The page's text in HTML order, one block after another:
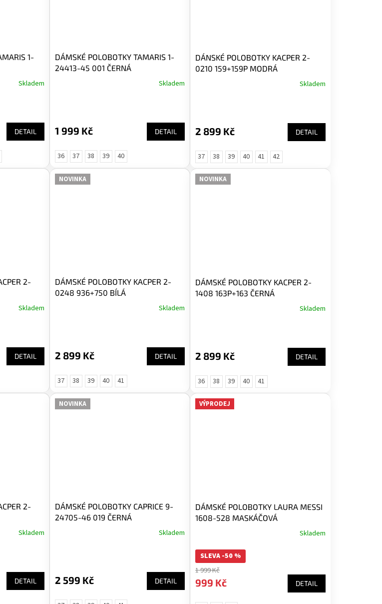
1-
Skladem
DETAIL
DÁMSKÉ POLOBOTKY TAMARIS 1-
24413-45 001 ČERNÁ
Skladem
1 999 Kč DETAIL
36 37 38 39 40
DÁNSKÉ POLOBOTKY KACPER 2-
0210 159+159P MODRÁ
Skladem
2 899 Kč DETAIL
37 38 39 40 41 42
2-
Skladem
DETAIL
NOVINKA
DÁMSKÉ POLOBOTKY KACPER 2-
0248 936+750 BÍLÁ
Skladem
2 899 Kč DETAIL
37 38 39 40 41
NOVINKA
DÁMSKÉ POLOBOTKY KACPER 2-
1408 163P+163 ČERNÁ
Skladem
2 899 Kč DETAIL
36 38 39 40 41
2-
Skladem
DETAIL
NOVINKA
DÁMSKÉ POLOBOTKY CAPRICE 9-
24705-46 019 ČERNÁ
Skladem
2 599 Kč DETAIL
VÝPRODEJ
DÁMSKÉ POLOBOTKY LAURA MESSI
1608-528 MASKÁČOVÁ
Skladem
SLEVA -50 %
1 999 Kč
999 Kč DETAIL